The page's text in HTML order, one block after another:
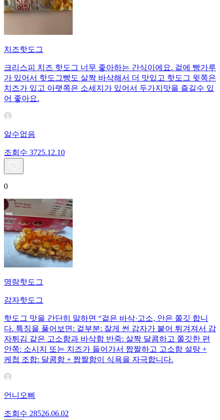
치즈핫도그
크리스피 치즈 핫도그 너무 좋아하는 간식이에요. 겉에 빵가루
가 있어서 핫도그빵도 살짝 바삭해서 더 맛있고 핫도그 윗쪽은
치즈가 있고 아랫쪽은 소세지가 있어서 두가지맛을 즐길수 있
어 좋아요.
알수없음
조회수 3725.12.10
0
명랑핫도그
감자핫도그
핫도그 맛을 간단히 말하면 “겉은 바삭·고소, 안은 쫄깃 합니
다. 특징을 풀어보면: 겉부분: 잘게 썬 감자가 붙어 튀겨져서 감
자튀김 같은 고소함과 바삭함 반죽: 살짝 달콤하고 쫄깃한 편
안쪽: 소시지 또는 치즈가 들어가서 짭짤하고 고소함 설탕 +
케첩 조합: 달콤함 + 짭짤함이 식욕을 자극합니다.
언니오삐
조회수 28526.06.02